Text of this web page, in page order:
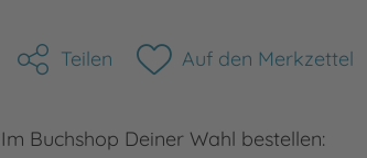
Teilen Auf den Merkzettel
Im Buchshop Deiner Wahl bestellen: